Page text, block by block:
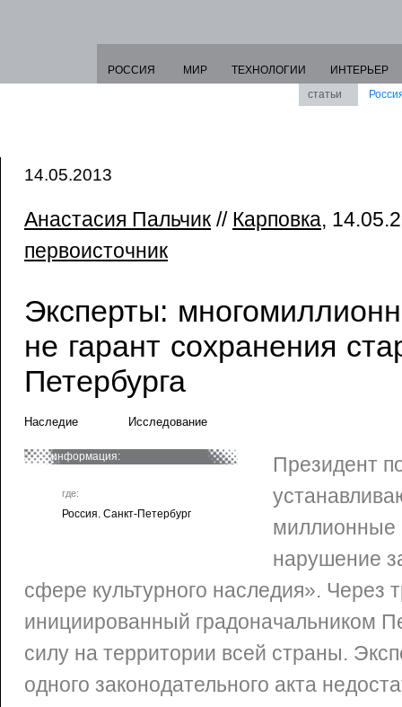
РОССИЯ МИР ТЕХНОЛОГИИ
ИНТЕРЬЕР
статьи
14.05.2013
Анастасия Пальчик // Карповка,
первоисточник
Эксперты:
не гарант сохранения
Петербурга
Наследие Исследование
информация:
где:
Россия. Санкт-Петербург
Президент
нарушение
сфере культурного наследия». Через
инициированный градоначальником
силу на территории всей страны.
одного законодательного акта